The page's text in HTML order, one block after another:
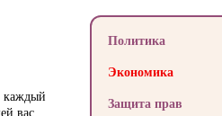
каждый
вас
Политика
Экономика
Защита прав